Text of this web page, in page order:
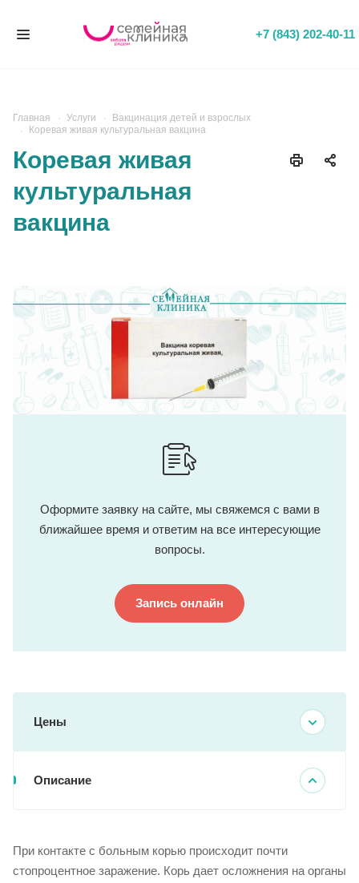
+7 (843) 202-40-11
Главная Услуги
Вакцинация детей и взрослых
Коревая живая культуральная вакцина
Коревая живая
культуральная
вакцина
Оформите заявку на сайте, мы свяжемся с вами в
ближайшее время и ответим на все интересующие
вопросы.
Запись онлайн
Описание
При контакте с больным корью происходит почти
стопроцентное заражение. Корь дает осложнения на органы
Цены